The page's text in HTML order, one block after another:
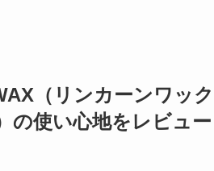
（リンカーンワック
の使い心地をレビュ